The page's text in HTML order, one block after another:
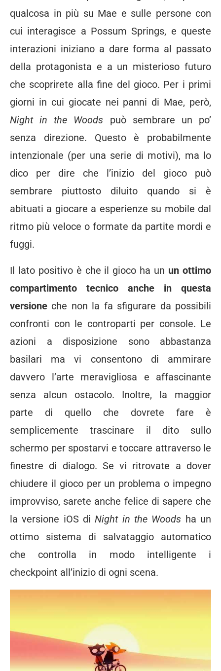
qualcosa in più su Mae e sulle persone con
cui interagisce a Possum Springs, e queste
interazioni iniziano a dare forma al passato
della protagonista e a un misterioso futuro
che scoprirete alla fine del gioco. Per i primi
giorni in cui giocate nei panni di Mae, però,
Night in the Woods può sembrare un po’
senza direzione. Questo è probabilmente
intenzionale (per una serie di motivi), ma lo
dico per dire che l’inizio del gioco può
sembrare piuttosto diluito quando si è
abituati a giocare a esperienze su mobile dal
ritmo più veloce o formate da partite mordi e
fuggi.
Il lato positivo è che il gioco ha un un ottimo
compartimento tecnico anche in questa
versione che non la fa sfigurare da possibili
confronti con le controparti per console. Le
azioni a disposizione sono abbastanza
basilari ma vi consentono di ammirare
davvero l’arte meravigliosa e affascinante
senza alcun ostacolo. Inoltre, la maggior
parte di quello che dovrete fare è
semplicemente trascinare il dito sullo
schermo per spostarvi e toccare attraverso le
finestre di dialogo. Se vi ritrovate a dover
chiudere il gioco per un problema o impegno
improvviso, sarete anche felice di sapere che
la versione iOS diNight in the Woods ha un
ottimo sistema di salvataggio automatico
che controlla in modo intelligente i
checkpoint all’inizio di ogni scena.